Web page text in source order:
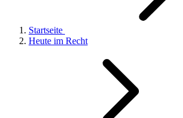
Startseite
Heute im Recht